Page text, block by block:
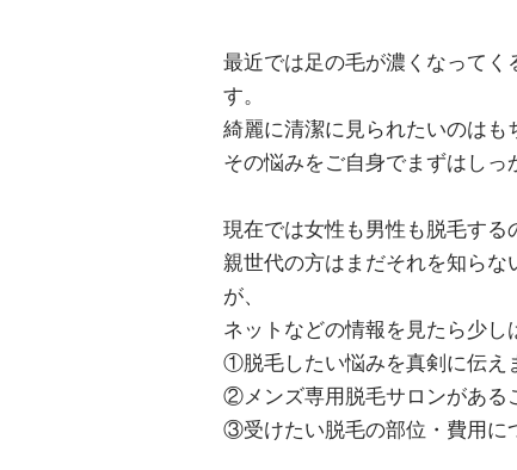
最近では足の毛が濃くなって
す。
綺麗に清潔に見られたいのはも
その悩みをご自身でまずはしっ
現在では女性も男性も脱毛する
親世代の方はまだそれを知ら
が、
ネットなどの情報を見たら少し
①脱毛したい悩みを真剣に伝え
②メンズ専用脱毛サロンがある
③受けたい脱毛の部位・費用に